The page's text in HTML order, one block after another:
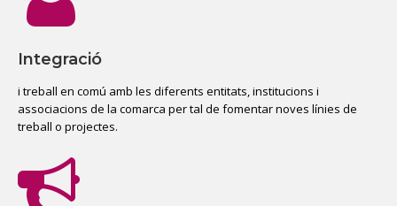
Integració
i treball en comú amb les diferents entitats, institucions i
associacions de la comarca per tal de fomentar noves línies de
treball o projectes.